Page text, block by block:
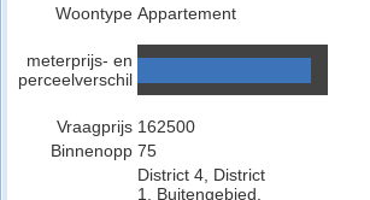
Woontype Appartement
meterprijs- en
perceelverschil
Vraagprijs 162500
Binnenopp 75
District 4, District
1, Buitengebied,